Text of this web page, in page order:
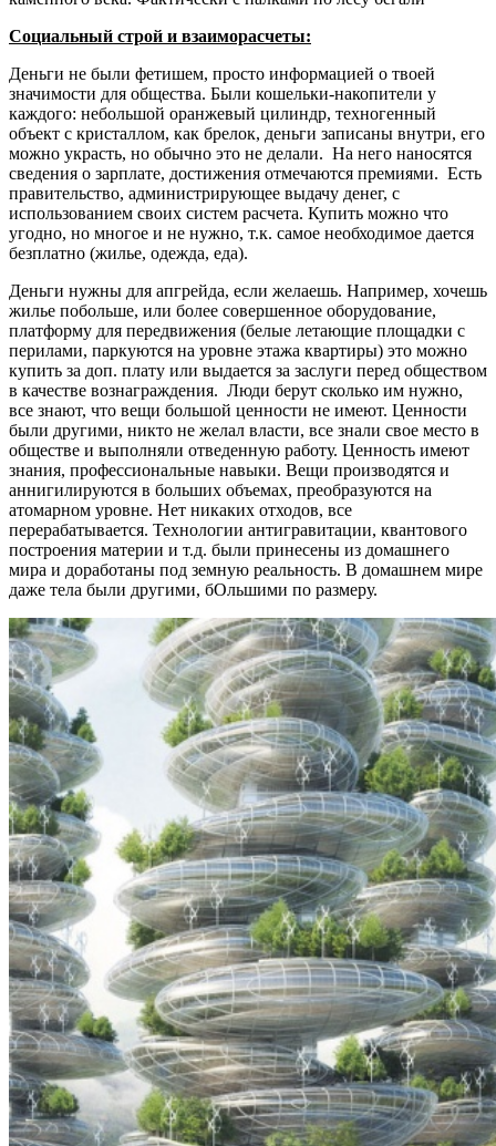
Социальный строй и взаиморасчеты:
Деньги не были фетишем, просто информацией о твоей
значимости для общества. Были кошельки-накопители у
каждого: небольшой оранжевый цилиндр, техногенный
объект с кристаллом, как брелок, деньги записаны внутри, его
можно украсть, но обычно это не делали. На него наносятся
сведения о зарплате, достижения отмечаются премиями. Есть
правительство, администрирующее выдачу денег, с
использованием своих систем расчета. Купить можно что
угодно, но многое и не нужно, т.к. самое необходимое дается
безплатно (жилье, одежда, еда).
Деньги нужны для апгрейда, если желаешь. Например, хочешь
жилье побольше, или более совершенное оборудование,
платформу для передвижения (белые летающие площадки с
перилами, паркуются на уровне этажа квартиры) это можно
купить за доп. плату или выдается за заслуги перед обществом
в качестве вознаграждения. Люди берут сколько им нужно,
все знают, что вещи большой ценности не имеют. Ценности
были другими, никто не желал власти, все знали свое место в
обществе и выполняли отведенную работу. Ценность имеют
знания, профессиональные навыки. Вещи производятся и
аннигилируются в больших объемах, преобразуются на
атомарном уровне. Нет никаких отходов, все
перерабатывается. Технологии антигравитации, квантового
построения материи и т.д. были принесены из домашнего
мира и доработаны под земную реальность. В домашнем мире
даже тела были другими, бОльшими по размеру.